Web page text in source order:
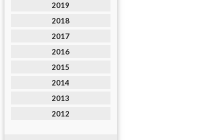
2019
2018
2017
2016
2015
2014
2013
2012